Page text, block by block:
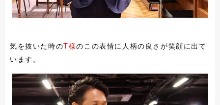
気を抜いた時のT様のこの表情に人柄の良さが笑顔に出て
います。